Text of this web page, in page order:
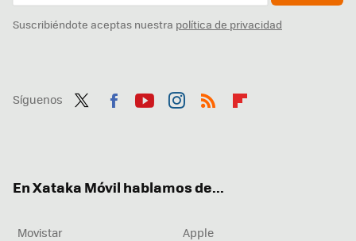
Suscribiéndote aceptas nuestra política de privacidad
Síguenos
En Xataka Móvil hablamos de...
Movistar
Apple